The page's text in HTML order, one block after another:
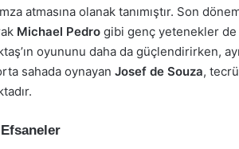
atmasına olanak tanımıştır. Son
Michael Pedro gibi genç yetenekler
oyununu daha da güçlendirirken,
sahada oynayan Josef de Souza,